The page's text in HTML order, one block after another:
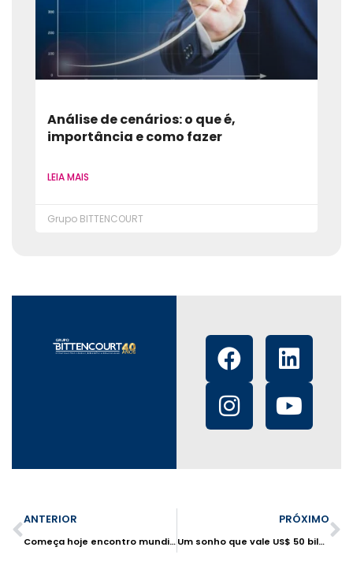
Análise de cenários: o que é,
importância e como fazer
LEIA MAIS
Grupo BITTENCOURT
ANTERIOR
Começa hoje encontro mundial de varejistas em Nova York
PRÓXIMO
Um sonho que vale US$ 50 bilhões